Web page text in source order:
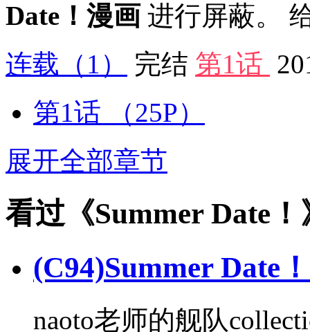
Date！漫画 进行屏蔽。
连载 （1） 完结 第1话
第1话
（25P）
展开全部章节
看过《Summer Date
(C94)Summer Date
naoto老师的舰队